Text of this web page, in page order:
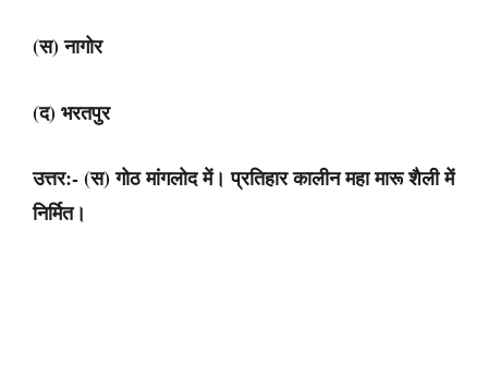
(स) नागोर
(द) भरतपुर
उत्तर:- (स) गोठ मांगलोद में। प्रतिहार कालीन महा मारू शैली में
निर्मित।